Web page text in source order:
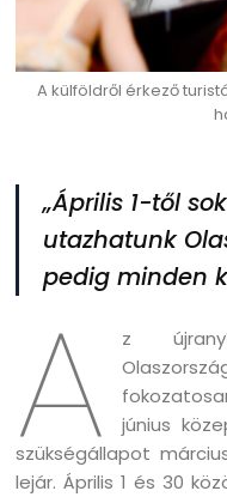
A külföldről érkező
„Április 1-től
utazhatunk
pedig minden
A
z
június
szükségállapot
lejár. Április 1 és 30